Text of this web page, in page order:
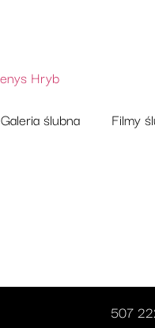
Galeria ślubna Filmy
507